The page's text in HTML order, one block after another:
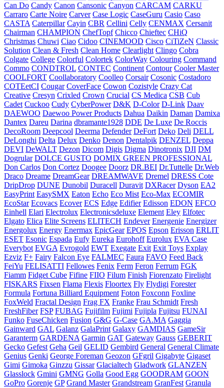
Can Do Candy Canon Cansonic Canyon CARCAM CARKU
Carraro Carte Noire Carver Case Logic CaseGuru Casio Caso
CASTA Caterpillar Cayin CBR Cellini Celly CENMAX Cersanit
Chairman CHAMPION ChefTopf Chicco Chieftec CHiQ
Christmas Chuwi Ciao Cidoo CINEMOOD Cisco CiTiZeN Classic
Solution Clean & Fresh Clean Home Clearlight Clingo Cobra
Colgate College Colorful Colortek ColorWay Colouring Command
Commo CONDTROL CONTEC Continent Contour Cooler Master
COOLFORT Coollaboratory Coolleo Corsair Cosonic Costadoro
COTEetCI Cougar CoverFace Cowon Cozistyle Crazy Cat
Creative Cresyn Crixled Crown Crucial CS Medica CSB Cub
Cadet Cuckoo Cudy CyberPower D&K D-Color D-Link Daav
DAEWOO Daewoo Power Products Dahua Daikin Daman Damixa
Dantex Dareu Darina dbramante1928 DDE De Luxe De Roccis
DecoRoom Deepcool Deerma Defender DeFort Deko Deli DELL
DeLonghi Delta Delux Denko Denon Dentalpik DENZEL Deppa
DEVI DeWALT Dezon Dicom Digis Digma Dinotronix DJI DM
Dogrular DOLCE GUSTO DOMIX GREEN PROFESSIONAL
Don Carlos Don Cortez Doogee Doorz DR.BEI Dr.Tuttelle Dr.Web
Draco Dreame DreamGear DREAMWAVE Dremel DRESS Cote
DripDrop DUNE Dunobil Duracell Duravit DXRacer Dyson EA2
EasyPrint EasySMX Eaton Echo Eco Mist Eco-Max ECOMIR
EcoStar Ecovacs Ecover ECS Edge Edifier Edisson EDON EFCO
Einhell Elari Electrolux Electronicsdeluxe Element Eley Elfotec
Elgato Elica Elite Screens ELITECH Endever Energenie Energizer
Energolux Energy Enermax EpicGear EPOS Epson Erisson ERLIT
ESET Esonic Espada Eufy Eureka Eurohoff Eurolux EVA Case
Everybot EVGA Evrogold EWT Exegate Exit Exit Toys Explay
Ezviz F+ Fairy Falcon Eye FALMEC Faura FAVO Feed Back
FeiYu FELISATTI Fellowes Fenix Ferm Feron Ferrum FGK
Fiamm Fidget Cube Fifine FIIO Filum Finish Fiorenzato Firelight
FISKARS Fixsen Flama Flexis Floortex Fly Flydigi Forester
Formula Fortuna Billiard Equipment Foton Foxconn Foxline
FoxWeld Fractal Design Frag FX Franke Frau Schmidt Fresh
FreshFiber FSP FUBAG Fujifilm Fujimi Fujipla Fujitsu FUNAI
Funko FuseChicken Fusion G&G G-Case GA.MA Gaggia
Gainward GAL Galanz GalaPrint Galaxy GAMDIAS GameSir
Garanterm GARDENA Garmin GAT Gateway Gauss GEBERIT
Gecko Gefest Geha Geil GELID Gembird General General Climate
Genius Genki George Foreman Geozon GFgril Gigabyte Gigaset
Gimi Gimoka Ginzzu Gissar Glacialtech Gladwork GLANZEN
Glasslock Gmini GMNG Golla Good Egg GOODRAM GOON
GoPro Gorenje GP Grand Master Grandstream GranFest Granula